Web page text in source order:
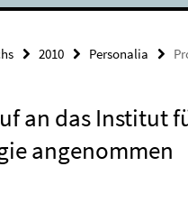
2010 Personalia
an das Institut
angenommen